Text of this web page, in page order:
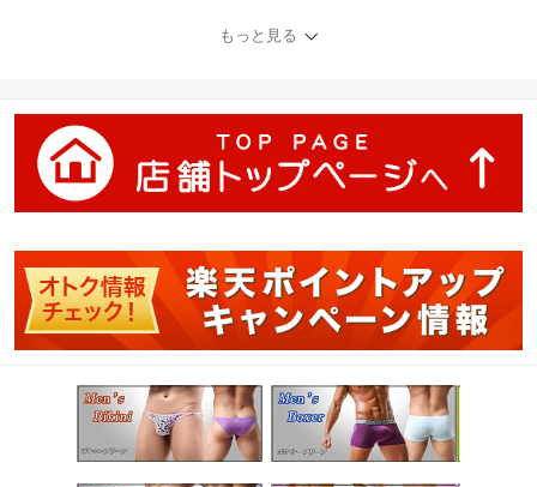
スケスケ 透け透け 軽量
フィット 立体
もっと見る